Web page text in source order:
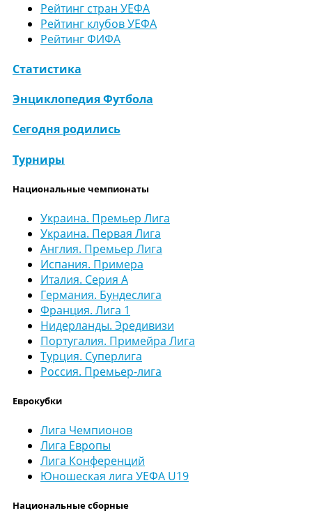
Рейтинг стран УЕФА
Рейтинг клубов УЕФА
Рейтинг ФИФА
Статистика
Энциклопедия Футбола
Сегодня родились
Турниры
Национальные чемпионаты
Украина. Премьер Лига
Украина. Первая Лига
Англия. Премьер Лига
Испания. Примера
Италия. Серия А
Германия. Бундеслига
Франция. Лига 1
Нидерланды. Эредивизи
Португалия. Примейра Лига
Турция. Суперлига
Россия. Премьер-лига
Еврокубки
Лига Чемпионов
Лига Европы
Лига Конференций
Юношеская лига УЕФА U19
Национальные сборные